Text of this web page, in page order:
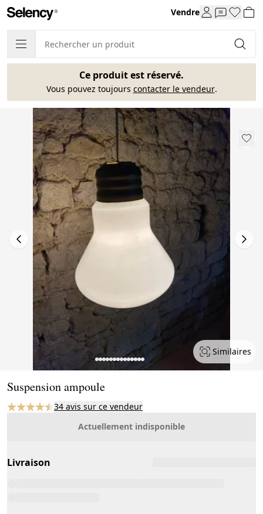
Vendre
Ce produit est réservé.
Vous pouvez toujours contacter le vendeur.
Similaires
Suspension ampoule
34 avis sur ce vendeur
Actuellement indisponible
Livraison